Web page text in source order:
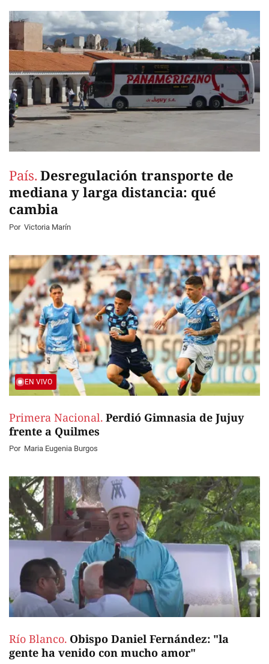
País. Desregulación transporte de
mediana y larga distancia: qué
cambia
Por Victoria Marín
EN VIVO
Primera Nacional. Perdió Gimnasia de Jujuy
frente a Quilmes
Por Maria Eugenia Burgos
Río Blanco. Obispo Daniel Fernández: "la
gente ha venido con mucho amor"